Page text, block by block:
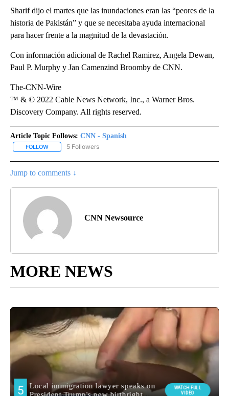
Sharif dijo el martes que las inundaciones eran las “peores de la
historia de Pakistán” y que se necesitaba ayuda internacional
para hacer frente a la magnitud de la devastación.
Con información adicional de Rachel Ramirez, Angela Dewan,
Paul P. Murphy y Jan Camenzind Broomby de CNN.
The-CNN-Wire
™ & © 2022 Cable News Network, Inc., a Warner Bros.
Discovery Company. All rights reserved.
Article Topic Follows: CNN - Spanish
FOLLOW FOLLOW "CNN - SPANISH" TO RECEIVE NOTIFICATIONS ABOUT
5 Followers
Jump to comments ↓
CNN Newsource
MORE NEWS